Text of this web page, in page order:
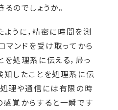
のでしょうか。
うに，精密に時間を測
マンドを受け取ってから
を処理系に伝える，帰っ
知したことを処理系に伝
処理や通信には有限の時
感覚からすると一瞬です